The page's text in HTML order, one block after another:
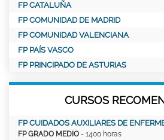
FP CATALUÑA
FP COMUNIDAD DE MADRID
FP COMUNIDAD VALENCIANA
FP PAÍS VASCO
FP PRINCIPADO DE ASTURIAS
CURSOS
FP CUIDADOS AUXILIARES DE
FP GRADO MEDIO - 1400 horas